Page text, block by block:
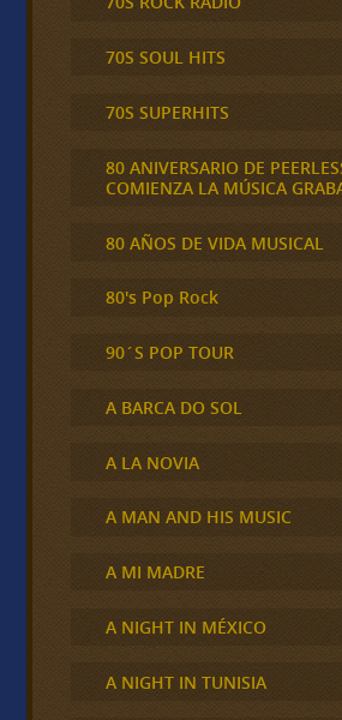
70S SOUL HITS
70S SUPERHITS
80 ANIVERSARIO DE
COMIENZA LA MÚSICA
80 AÑOS DE VIDA MUSICAL
80's Pop Rock
90´S POP TOUR
A BARCA DO SOL
A LA NOVIA
A MAN AND HIS MUSIC
A MI MADRE
A NIGHT IN MÉXICO
A NIGHT IN TUNISIA